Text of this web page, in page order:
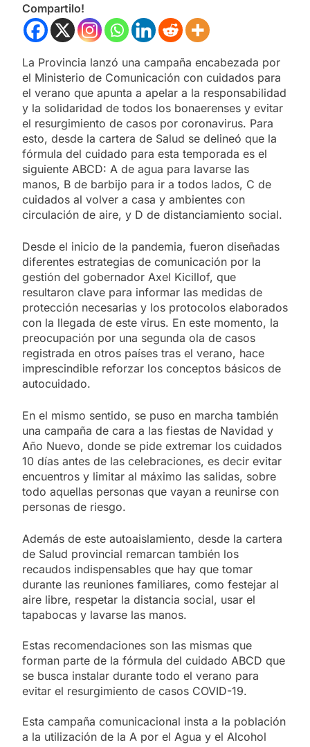
Compartilo!
La Provincia lanzó una campaña encabezada por
el Ministerio de Comunicación con cuidados para
el verano que apunta a apelar a la responsabilidad
y la solidaridad de todos los bonaerenses y evitar
el resurgimiento de casos por coronavirus. Para
esto, desde la cartera de Salud se delineó que la
fórmula del cuidado para esta temporada es el
siguiente ABCD: A de agua para lavarse las
manos, B de barbijo para ir a todos lados, C de
cuidados al volver a casa y ambientes con
circulación de aire, y D de distanciamiento social.
Desde el inicio de la pandemia, fueron diseñadas
diferentes estrategias de comunicación por la
gestión del gobernador Axel Kicillof, que
resultaron clave para informar las medidas de
protección necesarias y los protocolos elaborados
con la llegada de este virus. En este momento, la
preocupación por una segunda ola de casos
registrada en otros países tras el verano, hace
imprescindible reforzar los conceptos básicos de
autocuidado.
En el mismo sentido, se puso en marcha también
una campaña de cara a las fiestas de Navidad y
Año Nuevo, donde se pide extremar los cuidados
10 días antes de las celebraciones, es decir evitar
encuentros y limitar al máximo las salidas, sobre
todo aquellas personas que vayan a reunirse con
personas de riesgo.
Además de este autoaislamiento, desde la cartera
de Salud provincial remarcan también los
recaudos indispensables que hay que tomar
durante las reuniones familiares, como festejar al
aire libre, respetar la distancia social, usar el
tapabocas y lavarse las manos.
Estas recomendaciones son las mismas que
forman parte de la fórmula del cuidado ABCD que
se busca instalar durante todo el verano para
evitar el resurgimiento de casos COVID-19.
Esta campaña comunicacional insta a la población
a la utilización de la A por el Agua y el Alcohol